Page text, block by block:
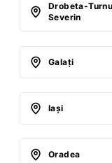
Drobeta-Turnu
Severin
Galaţi
Iaşi
Oradea